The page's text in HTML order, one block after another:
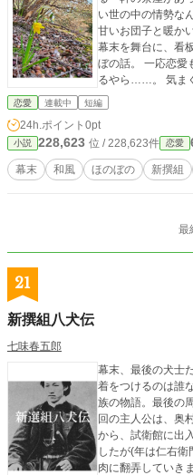
い世の中の情勢な
甘いお団子と暖か
幕末を舞台に、看
ぼの話。 一応恋愛
るやら……。 気ま
恋愛 連載中 短編
24h.ポイント 0pt
小説 228,623 位 / 228,623件 恋愛
幕末 和風 ほのぼの 新撰組
最
21
新撰組八犬伝
七味春五郎
幕末、最後の犬士
着をつけるのは誰
族の物語。最後の
回の主人公は、奥
から、試衛館に出
したが(年は仁右
肉に翻弄していき